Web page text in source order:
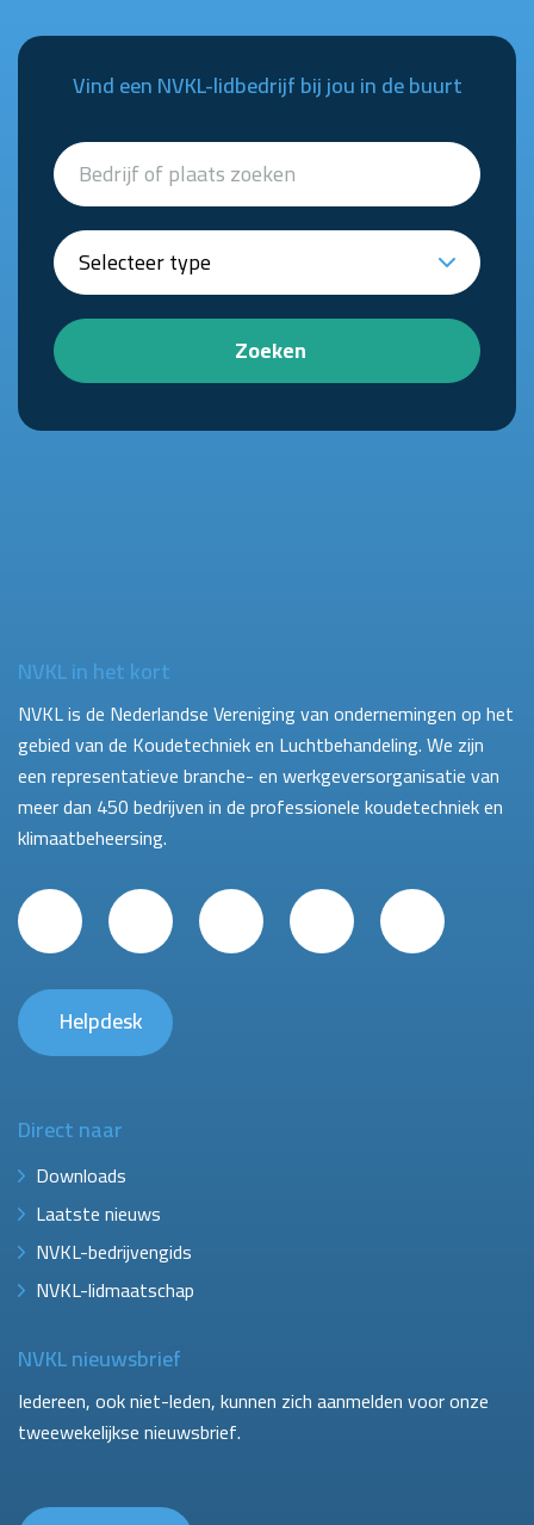
Vind een NVKL-lidbedrijf bij jou in de buurt
Zoeken
NVKL in het kort
NVKL is de Nederlandse Vereniging van ondernemingen op het
gebied van de Koudetechniek en Luchtbehandeling. We zijn
een representatieve branche- en werkgeversorganisatie van
meer dan 450 bedrijven in de professionele koudetechniek en
klimaatbeheersing.
Helpdesk
Direct naar
Downloads
Laatste nieuws
NVKL-bedrijvengids
NVKL-lidmaatschap
NVKL nieuwsbrief
Iedereen, ook niet-leden, kunnen zich aanmelden voor onze
tweewekelijkse nieuwsbrief.